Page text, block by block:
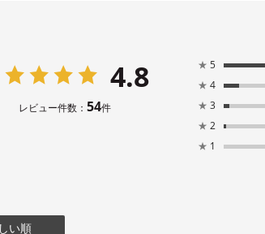
4.8
レビュー件数： 54件
★ 5
★ 4
★ 3
★ 2
★ 1
い順